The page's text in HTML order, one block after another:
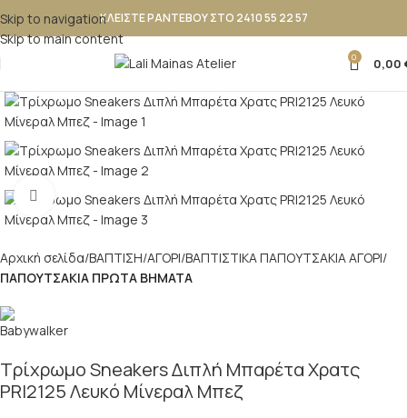
Skip to navigation
Skip to main content
ΚΛΕΙΣΤΕ ΡΑΝΤΕΒΟΥ ΣΤΟ 2410 55 22 57
0 0,00
Κλικ για μεγέθυνση
Αρχική σελίδα ΒΑΠΤΙΣΗ ΑΓΟΡΙ ΒΑΠΤΙΣΤΙΚΑ ΠΑΠΟΥΤΣAKIA ΑΓΟΡΙ
ΠΑΠΟΥΤΣΑΚΙΑ ΠΡΩΤΑ ΒΗΜΑΤΑ
Τρίχρωμο Sneakers Διπλή Μπαρέτα Χρατς
PRI2125 Λευκό Μίνεραλ Μπεζ